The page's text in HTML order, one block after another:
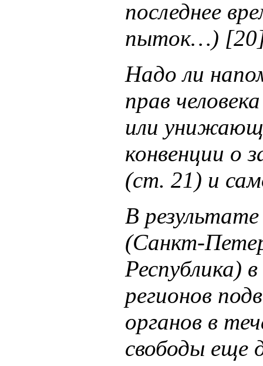
последнее
пыток…)
Надо ли
прав
или
конвенции о
(ст. 21) и
В
(Санкт-
Республика)
регионов
органов в
свободы еще